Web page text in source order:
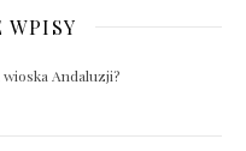
WPISY
Andaluzji?